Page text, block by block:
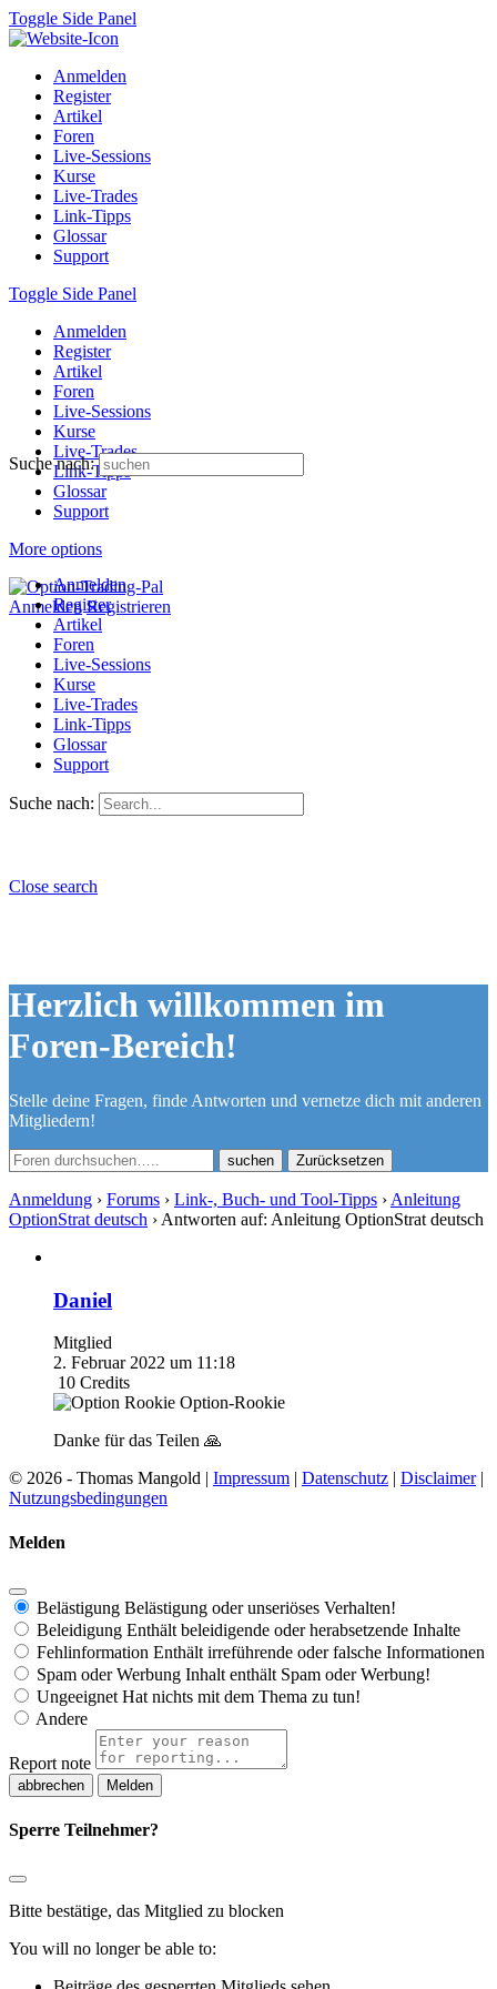
Toggle Side Panel
Anmelden
Register
Artikel
Foren
Live-Sessions
Kurse
Live-Trades
Link-Tipps
Glossar
Support
Toggle Side Panel
Anmelden
Register
Artikel
Foren
Live-Sessions
Kurse
Live-Trades
Link-Tipps
Glossar
Support
More options
Anmelden Registrieren
Suche nach:
Anmelden
Register
Artikel
Foren
Live-Sessions
Kurse
Live-Trades
Link-Tipps
Glossar
Support
Suche nach:
Close search
Herzlich willkommen im
Foren-Bereich!
Stelle deine Fragen, finde Antworten und vernetze dich mit anderen
Mitgliedern!
Zurücksetzen
Anmeldung › Forums › Link-, Buch- und Tool-Tipps › Anleitung
OptionStrat deutsch › Antworten auf: Anleitung OptionStrat deutsch
Daniel
Mitglied
2. Februar 2022 um 11:18
10 Credits
Option-Rookie
Danke für das Teilen 🙏
© 2026 - Thomas Mangold | Impressum | Datenschutz | Disclaimer|
Nutzungsbedingungen
Melden
Belästigung Belästigung oder unseriöses Verhalten!
Beleidigung Enthält beleidigende oder herabsetzende Inhalte
Fehlinformation Enthält irreführende oder falsche Informationen
Spam oder Werbung Inhalt enthält Spam oder Werbung!
Ungeeignet Hat nichts mit dem Thema zu tun!
Andere
Report note
Melden
Sperre Teilnehmer?
Bitte bestätige, das Mitglied zu blocken
You will no longer be able to: